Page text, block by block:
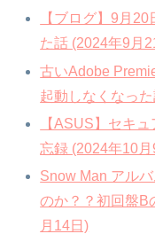
【ブログ】9月
た話 (2024年9月
古いAdobe
起動しなくなっ
【ASUS】セキ
忘録 (2024年10
Snow Man アル
のか？？初回盤B
月14日)